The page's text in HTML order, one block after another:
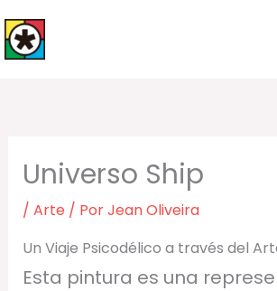
al
contenido
Universo Ship
/ Arte / PorJean Oliveira
Un Viaje Psicodélico a través del
Esta pintura es una